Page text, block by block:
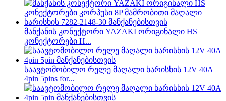
მანქანის კონექტორი YAZAKI ორიგინალი HS
კონექტორები H...
საავტომობილო რელე მაღალი ხარისხის 12V 40A
4pin 5pins for...